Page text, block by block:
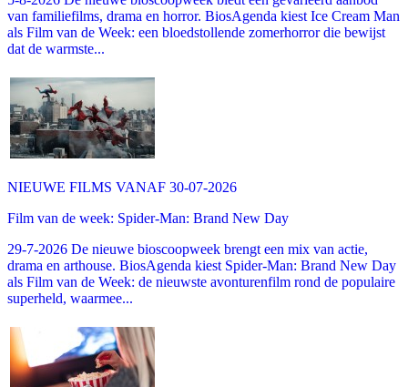
van familiefilms, drama en horror. BiosAgenda kiest Ice Cream Man
als Film van de Week: een bloedstollende zomerhorror die bewijst
dat de warmste...
NIEUWE FILMS VANAF 30-07-2026
Film van de week: Spider-Man: Brand New Day
29-7-2026 De nieuwe bioscoopweek brengt een mix van actie,
drama en arthouse. BiosAgenda kiest Spider-Man: Brand New Day
als Film van de Week: de nieuwste avonturenfilm rond de populaire
superheld, waarmee...